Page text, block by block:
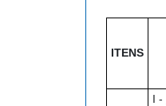
ITENS
I -